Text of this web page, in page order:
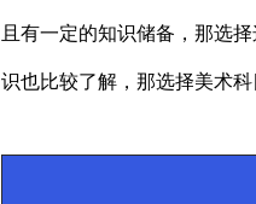
且有一定的知识储备，那选
识也比较了解，那选择美术